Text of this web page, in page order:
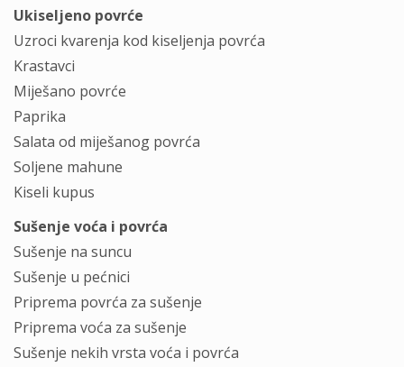
Ukiseljeno povrće
Uzroci kvarenja kod kiseljenja povrća
Krastavci
Miješano povrće
Paprika
Salata od miješanog povrća
Soljene mahune
Kiseli kupus
Sušenje voća i povrća
Sušenje na suncu
Sušenje u pećnici
Priprema povrća za sušenje
Priprema voća za sušenje
Sušenje nekih vrsta voća i povrća